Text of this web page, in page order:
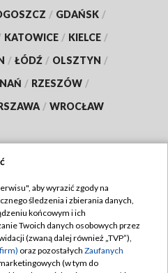
/ GDAŃSK /
KATOWICE / KIELCE /
/ ŁÓDŹ / OLSZTYN /
/ RZESZÓW /
/ WROCŁAW
TVP
TVP
prywatności
aby wyrazić zgody na
śledzenia i zbierania danych,
końcowym i ich
Twoich danych osobowych przez
(zwaną dalej również „TVP”),
oraz pozostałych Zaufanych
(w tym do